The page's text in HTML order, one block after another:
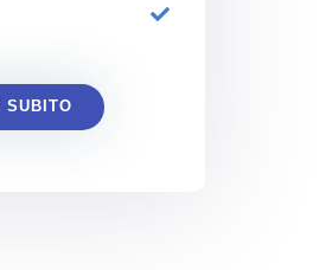
SUBITO